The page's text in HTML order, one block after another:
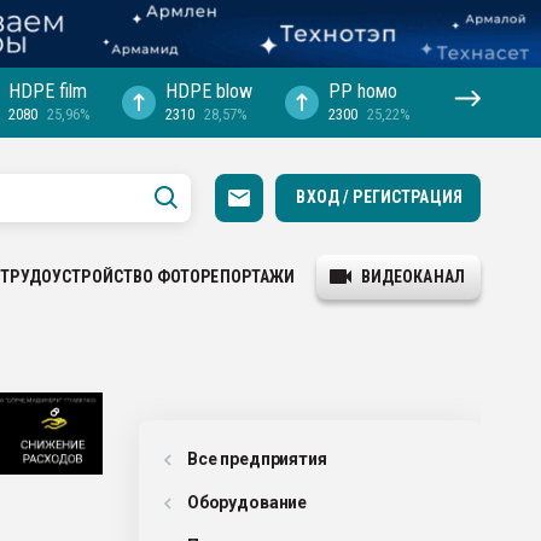
HDPE film
2080 25,96%
HDPE blow
2310 28,57%
PP hомо
2300 25,22%
ВХОД / РЕГИСТРАЦИЯ
ТРУДОУСТРОЙСТВО ФОТОРЕПОРТАЖИ ВИДЕОКАНАЛ
Все предприятия
Оборудованиe